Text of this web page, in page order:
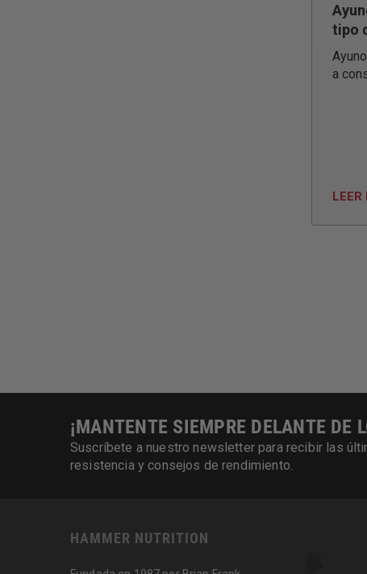
tipo
a
LEER
¡MANTENTE SIEMPRE DELANTE DE
Suscríbete a nuestro newsletter para recibir las
resistencia y consejos de rendimiento.
HAMMER NUTRITION